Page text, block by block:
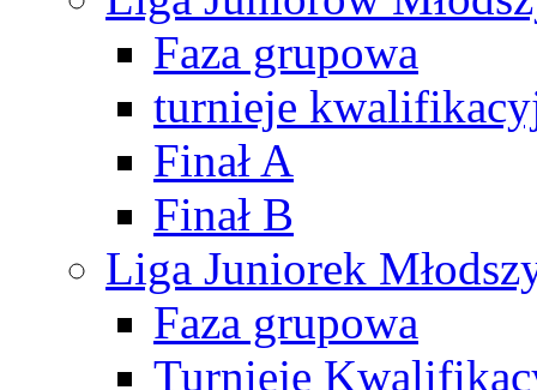
Faza grupowa
turnieje
Finał A
Finał B
Liga Juniorek
Faza grupowa
Turnieje